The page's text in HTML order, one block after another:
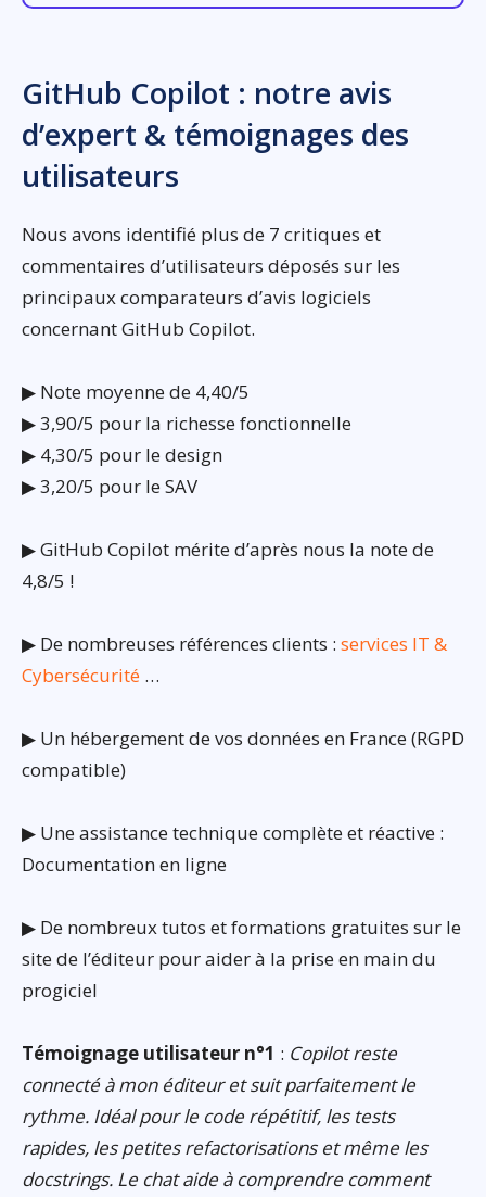
GitHub Copilot : notre avis
d’expert & témoignages des
utilisateurs
Nous avons identifié plus de 7 critiques et
commentaires d’utilisateurs déposés sur les
principaux comparateurs d’avis logiciels
concernant GitHub Copilot.
▶ Note moyenne de 4,40/5
▶ 3,90/5 pour la richesse fonctionnelle
▶ 4,30/5 pour le design
▶ 3,20/5 pour le SAV
▶ GitHub Copilot mérite d’après nous la note de
4,8/5 !
▶ De nombreuses références clients : services IT &
Cybersécurité …
▶ Un hébergement de vos données en France (RGPD
compatible)
▶ Une assistance technique complète et réactive :
Documentation en ligne
▶ De nombreux tutos et formations gratuites sur le
site de l’éditeur pour aider à la prise en main du
progiciel
Témoignage utilisateur n°1 : Copilot reste
connecté à mon éditeur et suit parfaitement le
rythme. Idéal pour le code répétitif, les tests
rapides, les petites refactorisations et même les
docstrings. Le chat aide à comprendre comment